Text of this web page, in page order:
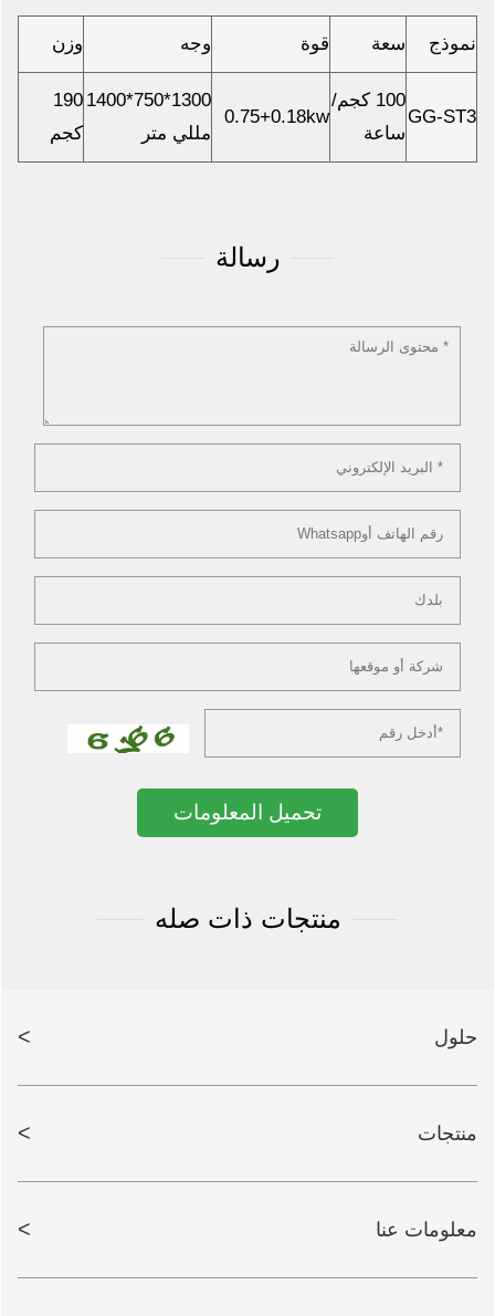
نموذج سعة قوة وجه وزن
GG-ST3
100 كجم/
ساعة
0.75+0.18kw
1300*750*1400
مللي متر
190
كجم
رسالة
تحميل المعلومات
منتجات ذات صله
حلول >
منتجات >
معلومات عنا >